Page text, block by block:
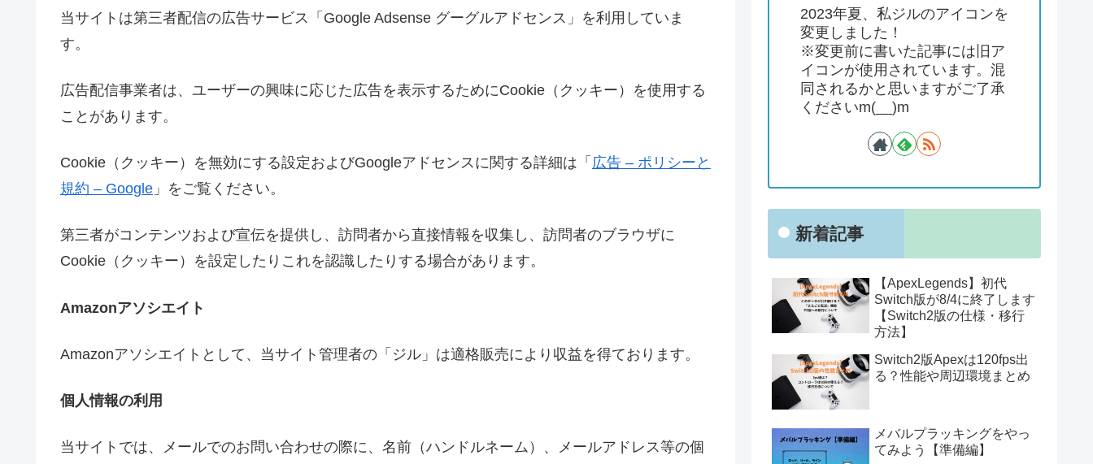
当サイトは第三者配信の広告サービス「Google Adsense グーグルアドセンス」を利用していま
す。
広告配信事業者は、ユーザーの興味に応じた広告を表示するためにCookie（クッキー）を使用する
ことがあります。
Cookie（クッキー）を無効にする設定およびGoogleアドセンスに関する詳細は「 広告 – ポリシーと
規約 – Google 」をご覧ください。
第三者がコンテンツおよび宣伝を提供し、訪問者から直接情報を収集し、訪問者のブラウザに
Cookie（クッキー）を設定したりこれを認識したりする場合があります。
Amazonアソシエイト
Amazonアソシエイトとして、当サイト管理者の「ジル」は適格販売により収益を得ております。
個人情報の利用
当サイトでは、メールでのお問い合わせの際に、名前（ハンドルネーム）、メールアドレス等の個
2023年夏、私ジルのアイコンを
変更しました！
※変更前に書いた記事には旧ア
イコンが使用されています。混
同されるかと思いますがご了承
くださいm(__)m
新着記事
【ApexLegends】初代
Switch版が8/4に終了します
【Switch2版の仕様・移行
方法】
Switch2版Apexは120fps出
る？性能や周辺環境まとめ
メバルプラッキングをやっ
てみよう【準備編】